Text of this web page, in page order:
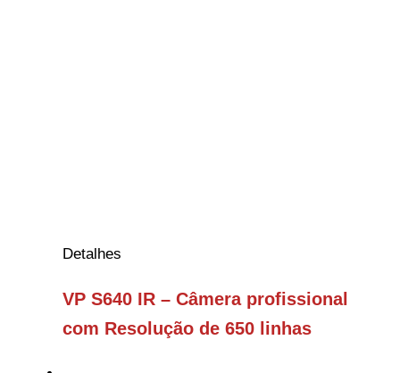
Detalhes
VP S640 IR – Câmera profissional
com Resolução de 650 linhas